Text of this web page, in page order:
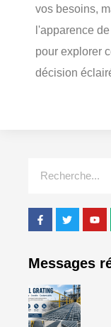
vos besoins,
l'apparence
pour explorer
décision
Messages